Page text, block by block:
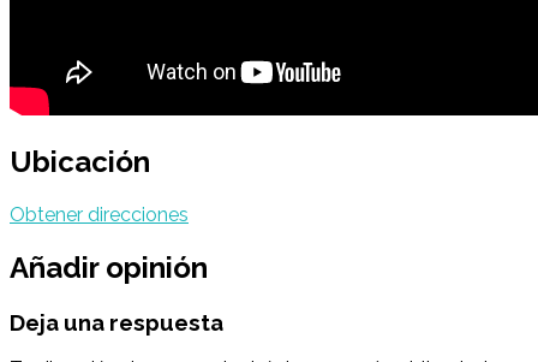
Ubicación
Obtener direcciones
Añadir opinión
Deja una respuesta